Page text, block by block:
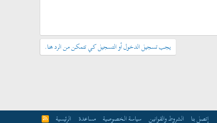
يجب تسجيل الدخول أو التسجيل كي تتمكن من الرد هنا.
إتصل بنا الشروط والقوانين سياسة الخصوصية مساعدة الرئيسية R